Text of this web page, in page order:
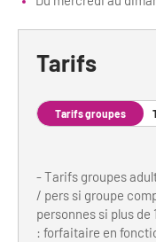
Remise des Prix
Tarifs
Tarifs groupes
- Tarifs groupes
/ pers si groupe
personnes si plus de
: forfaitaire en